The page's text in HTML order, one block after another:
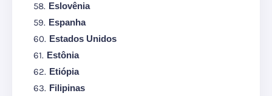
Eslovênia
Espanha
Estados Unidos
Estônia
Etiópia
Filipinas